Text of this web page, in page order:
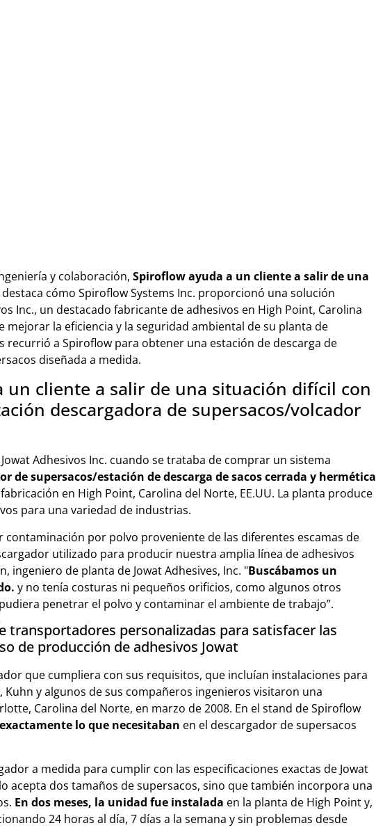
y colaboración, Spiroflow ayuda a un cliente a salir de una
destaca cómo Spiroflow Systems Inc. proporcionó una solución
Inc., un destacado fabricante de adhesivos en High Point, Carolina
mejorar la eficiencia y la seguridad ambiental de su planta de
recurrió a Spiroflow para obtener una estación de descarga de
diseñada a medida.
un cliente a salir de una situación difícil con
descargadora de supersacos/volcador
Adhesivos Inc. cuando se trataba de comprar un sistema
de supersacos/estación de descarga de sacos cerrada y hermética
en High Point, Carolina del Norte, EE.UU. La planta produce
para una variedad de industrias.
contaminación por polvo proveniente de las diferentes escamas de
utilizado para producir nuestra amplia línea de adhesivos
ingeniero de planta de Jowat Adhesives, Inc. "Buscábamos un
y no tenía costuras ni pequeños orificios, como algunos otros
penetrar el polvo y contaminar el ambiente de trabajo”.
transportadores personalizadas para satisfacer las
de producción de adhesivos Jowat
que cumpliera con sus requisitos, que incluían instalaciones para
Kuhn y algunos de sus compañeros ingenieros visitaron una
Carolina del Norte, en marzo de 2008. En el stand de Spiroflow
lo que necesitaban en el descargador de supersacos
a medida para cumplir con las especificaciones exactas de Jowat
acepta dos tamaños de supersacos, sino que también incorpora una
En dos meses, la unidad fue instalada en la planta de High Point y,
24 horas al día, 7 días a la semana y sin problemas desde